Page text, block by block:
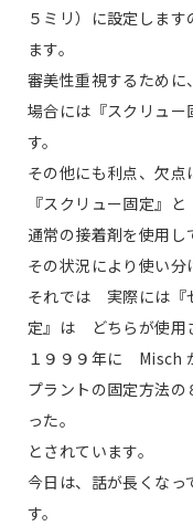
５ミリ）に設定しま
ます。
審美性重視するために
場合には『スクリュー
す。
その他にも利点、欠点
『スクリュー固定』と
通常の接着剤を使用
その状況により使い分
それでは 実際には『
定』は どちらが使用
１９９９年に Misch
プラントの固定方法
った。
とされています。
今日は、話が長くなっ
す。